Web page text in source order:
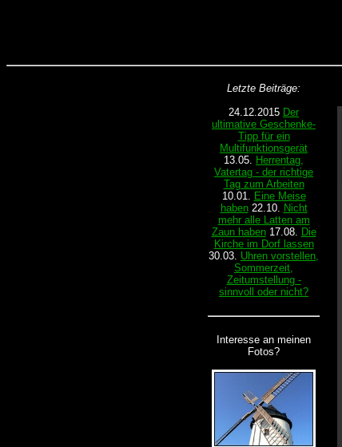
Letzte Beiträge:
24.12.2015 Der
ultimative Geschenke-
Tipp für ein
Multifunktionsgerät
13.05. Herrentag,
Vatertag - der richtige
Tag zum Arbeiten
10.01. Eine Meise
haben22.10. Nicht
mehr alle Latten am
Zaun haben17.08. Die
Kirche im Dorf lassen
30.03. Uhren vorstellen,
Sommerzeit,
Zeitumstellung -
sinnvoll oder nicht?
Interesse an meinen
Fotos?